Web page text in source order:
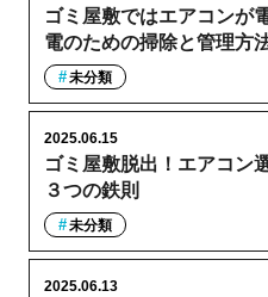
ゴミ屋敷ではエアコンが
電のための掃除と管理方
未分類
ゴミ屋敷脱出！エアコン
３つの鉄則
2025.06.15
未分類
2025.06.13